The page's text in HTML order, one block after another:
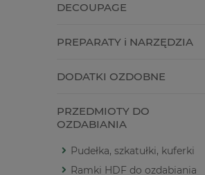
DECOUPAGE
PREPARATY i NARZĘDZIA
DODATKI OZDOBNE
PRZEDMIOTY DO
OZDABIANIA
Pudełka, szkatułki, kuferki
Ramki HDF do ozdabiania